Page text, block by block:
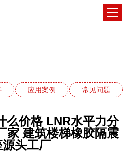
应用案例 常见问题
么价格 LNR水平力分
家 建筑楼梯橡胶隔震
源头工厂